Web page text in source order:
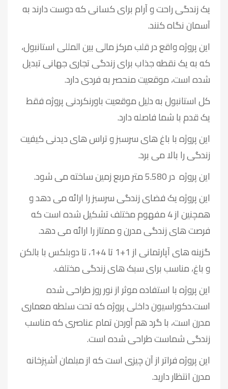
یک زندگی راحت و آرام برای کسانی که دوست دارند به
آسمان نگاه کنند.
این پروژه واقع در قلب مرکز مالی بین المللی استانبول،
که به یک نقطه جذاب برای زندگی تجاری جهانی تبدیل
شده است، موقعیت منحصر به فردی دارد.
کل استانبول به دلیل موقعیت باورنکردنی پروژه فقط
یک قدم با شما فاصله دارد.
این پروژه با باغ های سرسبز و تراس های دیدنی کیفیت
زندگی را بالا می برد.
این پروژه در 5.580 متر مربع زمین ساخته می شود.
این پروژه یک فضای زندگی سرسبز را ارائه می دهد و
همچنین از 4 مفهوم مختلف تشکیل شده است که
فرصت های زندگی مدرن و ممتاز را ارائه می دهد.
گزینه های آپارتمانی از 1+1 تا 4+1، تا دوبلکس با بالکن
و باغ، مناسب برای سبک های زندگی مختلف.
این پروژه با استفاده موثر از نور روز طراحی شده
است.دکوراسیون داخلی پروژه که تحت سلطه معماری
مدرن است، با گرد هم آوردن تمام عناصری که مناسب
زندگی شماست طراحی شده است.
این پروژه فراتر از آن چیزی است که از مبلمان آشپزخانه
مدرن انتظار دارید.